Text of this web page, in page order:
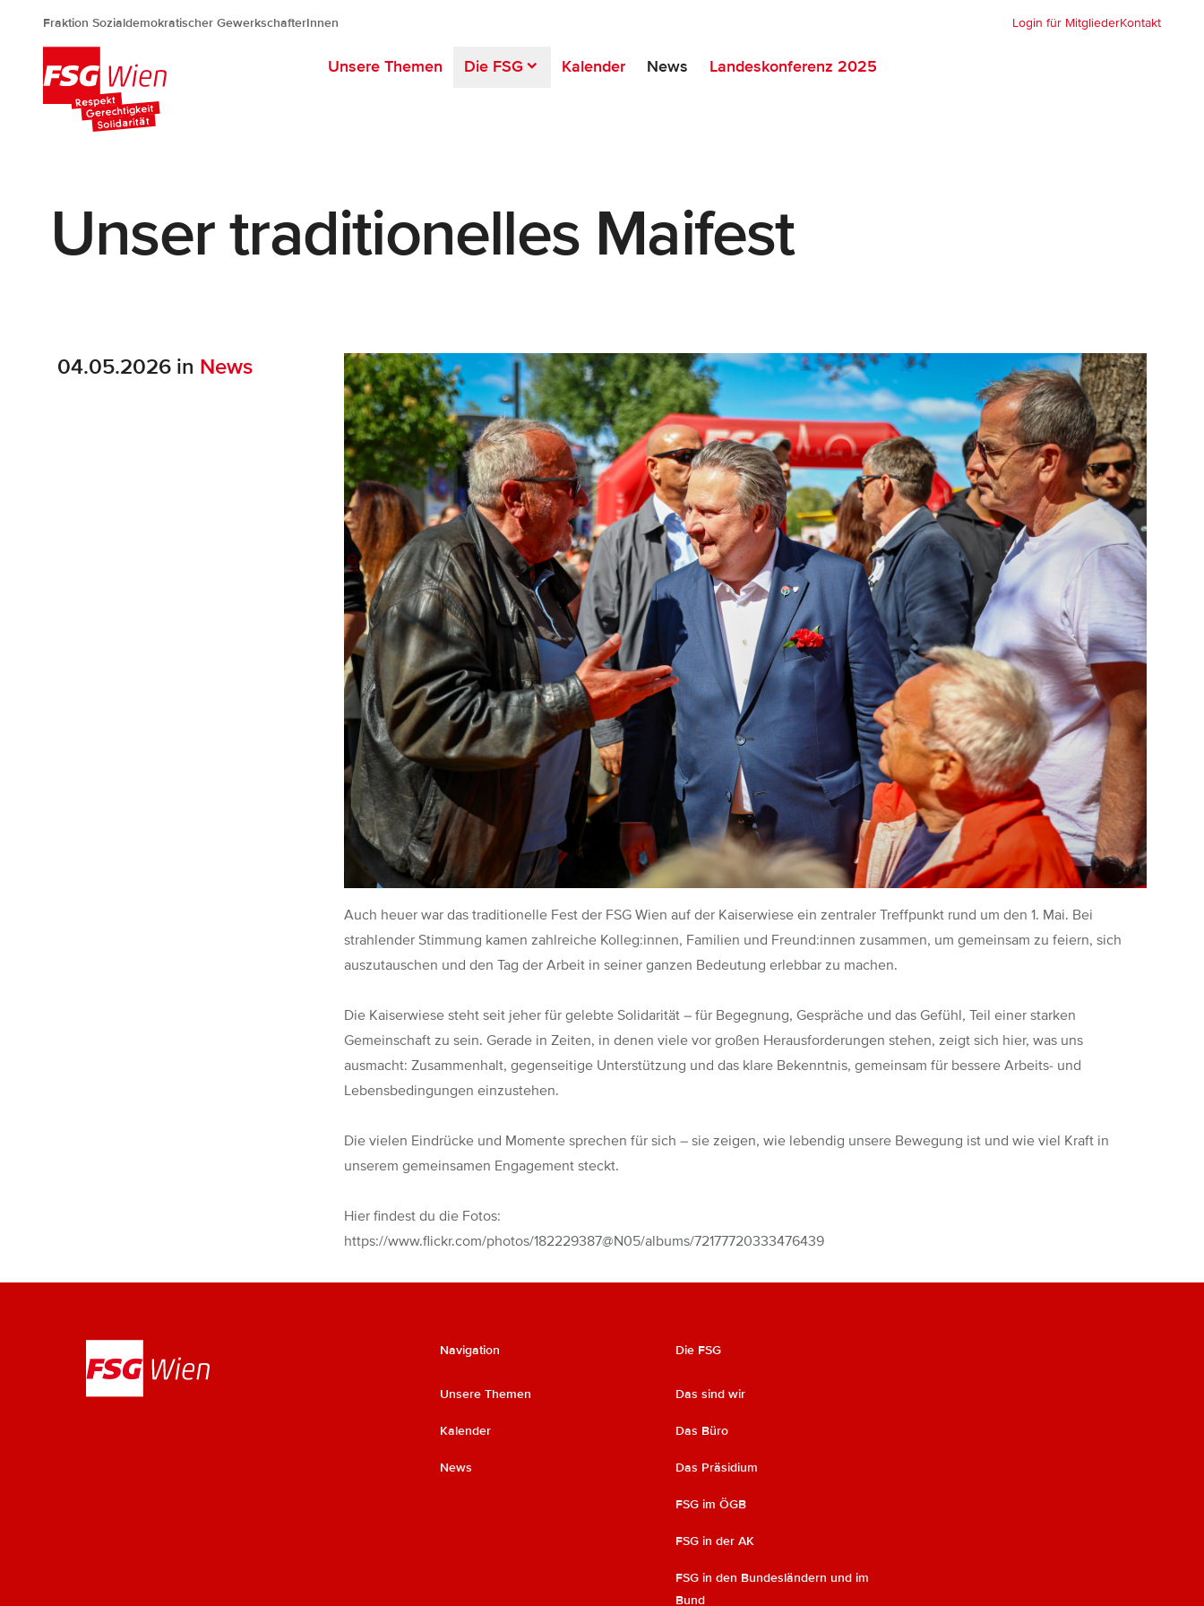
Fraktion Sozialdemokratischer GewerkschafterInnen Login für MitgliederKontakt
FSG Wien
Unsere Themen Die FSG Kalender News Landeskonferenz 2025
Unser traditionelles Maifest
04.05.2026 in News
Auch heuer war das traditionelle Fest der FSG Wien auf der Kaiserwiese ein zentraler Treffpunkt rund um den 1. Mai. Bei
strahlender Stimmung kamen zahlreiche Kolleg:innen, Familien und Freund:innen zusammen, um gemeinsam zu feiern, sich
auszutauschen und den Tag der Arbeit in seiner ganzen Bedeutung erlebbar zu machen.
Die Kaiserwiese steht seit jeher für gelebte Solidarität – für Begegnung, Gespräche und das Gefühl, Teil einer starken
Gemeinschaft zu sein. Gerade in Zeiten, in denen viele vor großen Herausforderungen stehen, zeigt sich hier, was uns
ausmacht: Zusammenhalt, gegenseitige Unterstützung und das klare Bekenntnis, gemeinsam für bessere Arbeits- und
Lebensbedingungen einzustehen.
Die vielen Eindrücke und Momente sprechen für sich – sie zeigen, wie lebendig unsere Bewegung ist und wie viel Kraft in
unserem gemeinsamen Engagement steckt.
Hier findest du die Fotos:
https://www.flickr.com/photos/182229387@N05/albums/72177720333476439
Navigation
Unsere Themen
Kalender
News
Die FSG
Das sind wir
Das Büro
Das Präsidium
FSG im ÖGB
FSG in der AK
FSG in den Bundesländern und im
Bund